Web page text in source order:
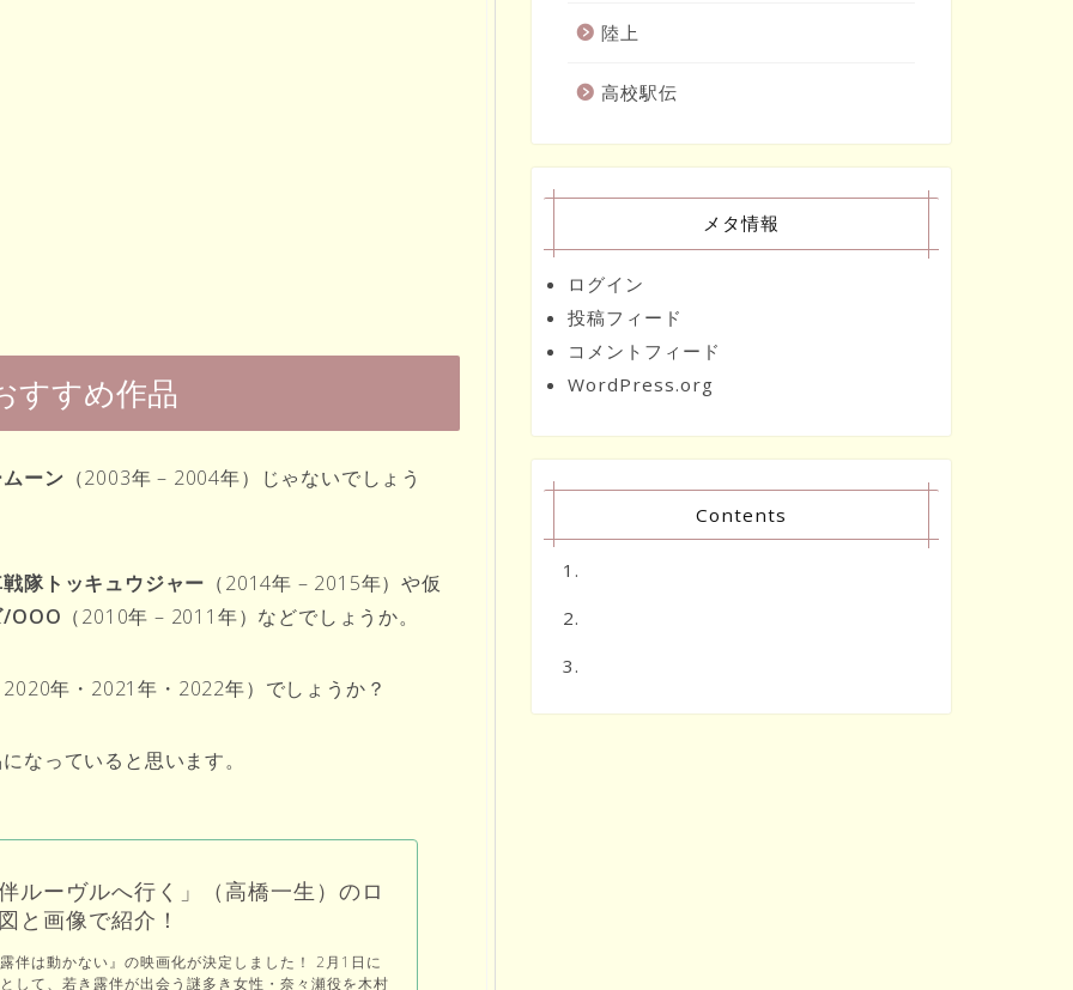
すすめ作品
ーン （2003年 – 2004年）じゃないでしょう
隊トッキュウジャー （2014年 – 2015年）や仮
/OOO （2010年 – 2011年）などでしょうか。
年・2021年・2022年）でしょうか？
なっていると思います。
ルーヴルへ行く」（高橋一生）のロ
と画像で紹介！
伴は動かない』の映画化が決定しました！ 2月1日に
して、若き露伴が出会う謎多き女性・奈々瀬役を木村
陸上
高校駅伝
メタ情報
ログイン
投稿フィード
コメントフィード
WordPress.org
Contents